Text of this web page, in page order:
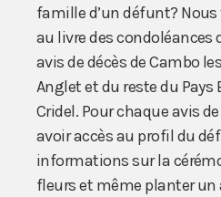
famille d’un défunt?
au livre des condoléances
avis de décès de Cambo
Anglet et du reste du Pays
Cridel. Pour chaque avis
avoir accès au profil du
informations sur la
fleurs et même planter un